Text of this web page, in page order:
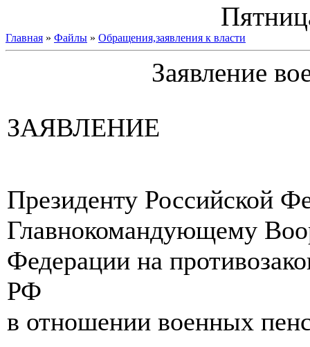
Главная » Файлы » Обращения,заявления к власти
Заявление
ЗАЯВЛЕНИЕ
Президенту Российской
Главнокомандующему
Федерации на
РФ
в отношении военных